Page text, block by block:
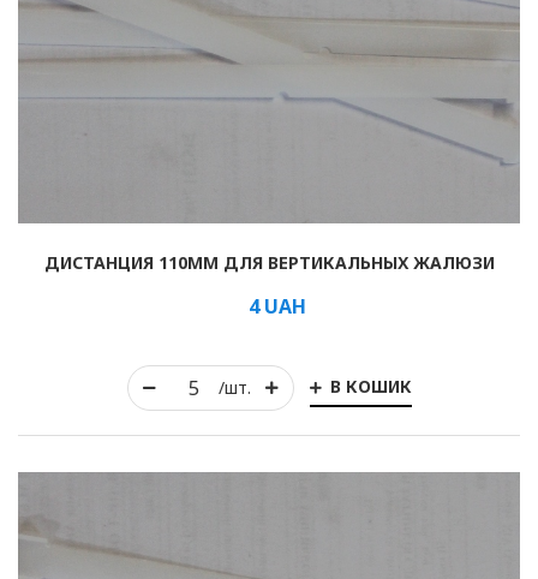
/шт. В КОШИК
ДИСТАНЦИЯ 110ММ ДЛЯ ВЕРТИКАЛЬНЫХ ЖАЛЮЗИ
4UAH